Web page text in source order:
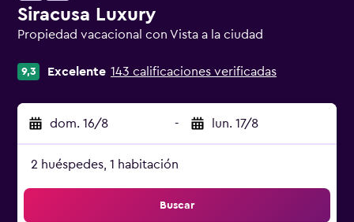
Siracusa Luxury
Propiedad vacacional con Vista a la ciudad
9,3 Excelente 143 calificaciones verificadas
dom. 16/8 - lun. 17/8
2 huéspedes, 1 habitación
Buscar